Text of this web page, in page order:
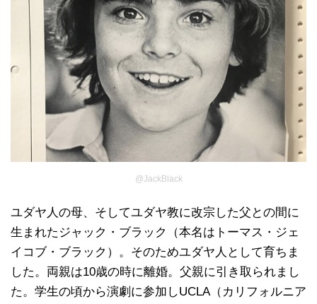
@JackBlack
ユダヤ人の母、そしてユダヤ教に改宗した父との間に
生まれたジャック・ブラック（本名はトーマス・ジェ
イコブ・ブラック）。そのためユダヤ人として育ちま
した。両親は10歳の時に離婚。父親に引き取られまし
た。学生の頃から演劇に参加しUCLA（カリフォルニア